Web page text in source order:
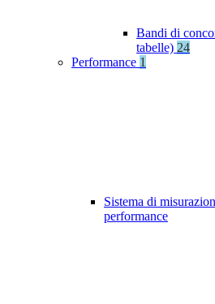
Bandi di
tabelle) 24
Performance 1
Sistema di
performance